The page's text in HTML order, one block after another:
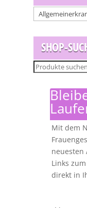
SHOP-
Suchen
Mit dem
neuesten
Links
direkt in